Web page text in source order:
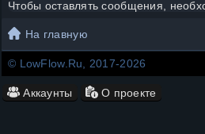
Чтобы оставлять сообщения,
На главную
© LowFlow.Ru, 2017-2026
Аккаунты О проекте